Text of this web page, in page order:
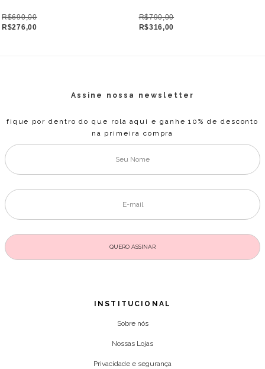
R$690,00
R$276,00
R$790,00
R$316,00
Assine nossa newsletter
fique por dentro do que rola aqui e ganhe 10% de desconto
na primeira compra
INSTITUCIONAL
Sobre nós
Nossas Lojas
Privacidade e segurança